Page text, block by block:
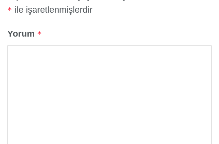
* ile işaretlenmişlerdir
Yorum *